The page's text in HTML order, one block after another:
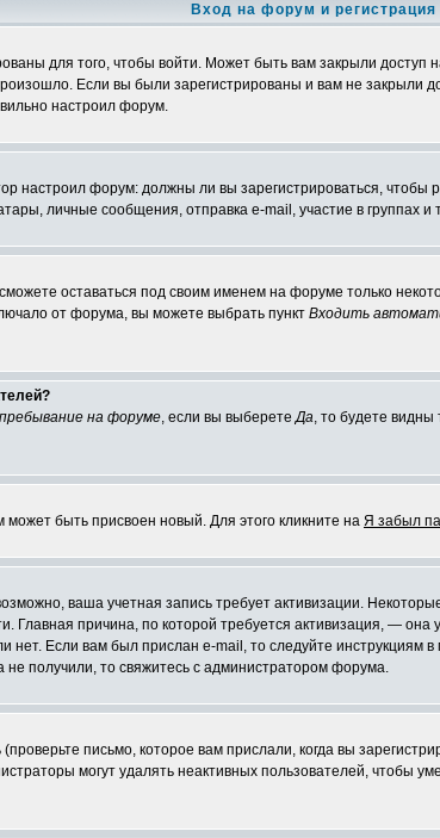
Вход на форум и регистрация
для того, чтобы войти. Может быть вам закрыли
Если вы были зарегистрированы и вам не закрыли
настроил форум.
настроил форум: должны ли вы зарегистрироваться,
личные сообщения, отправка e-mail, участие в группах и
оставаться под своим именем на форуме только
от форума, вы можете выбрать пункт Входить
на форуме, если вы выберетеДа, то будете видны
быть присвоен новый. Для этого кликните на Я забыл
ваша учетная запись требует активизации.
Главная причина, по которой требуется активизация, —
нет. Если вам был прислан e-mail, то следуйте
получили, то свяжитесь с администратором форума.
письмо, которое вам прислали, когда вы
могут удалять неактивных пользователей, чтобы